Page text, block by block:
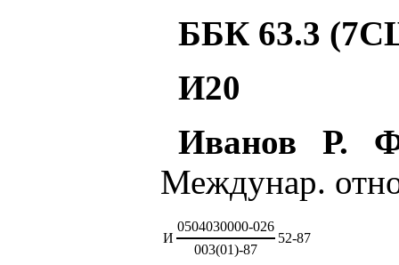
ББК 63.3
И20
Иванов Р.
Междунар.
И
0504030000-026
52-87
003(01)-87